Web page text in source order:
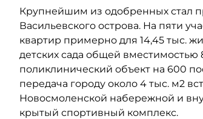
Крупнейшим из одобренных стал
Васильевского острова. На пяти
квартир примерно для 14,45 тыс.
детских сада общей
поликлинический объект на 600
передача городу около 4 тыс. м2
Новосмоленской набережной и
крытый спортивный комплекс.